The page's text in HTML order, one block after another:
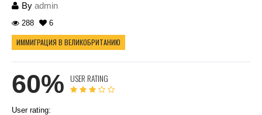
By admin
288 6
ИММИГРАЦИЯ В ВЕЛИКОБРИТАНИЮ
60% USER RATING
User rating: